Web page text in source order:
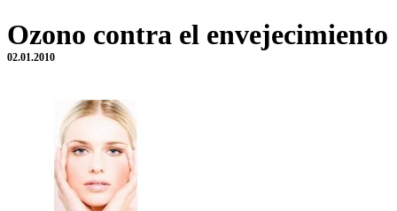
Ozono contra el envejecimiento
02.01.2010